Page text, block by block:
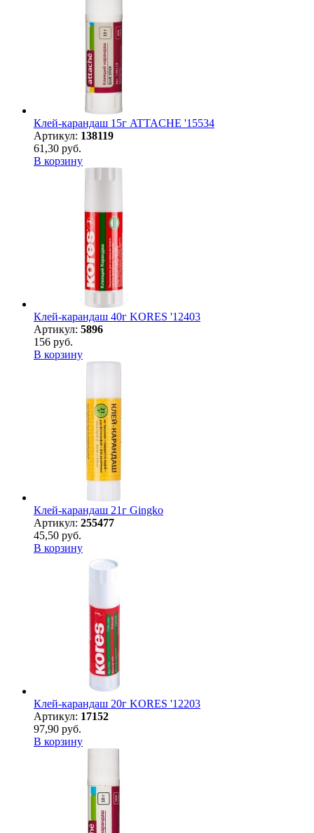
Клей-карандаш 15г ATTACHE '15534
Артикул: 138119
61,30 руб.
В корзину
Клей-карандаш 40г KORES '12403
Артикул: 5896
156 руб.
В корзину
Клей-карандаш 21г Gingko
Артикул: 255477
45,50 руб.
В корзину
Клей-карандаш 20г KORES '12203
Артикул: 17152
97,90 руб.
В корзину